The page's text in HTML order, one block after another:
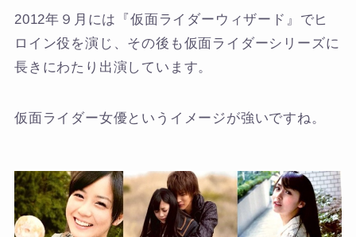
2012年９月には『仮面ライダーウィザード』でヒ
ロイン役を演じ、その後も仮面ライダーシリーズに
長きにわたり出演しています。
仮面ライダー女優というイメージが強いですね。